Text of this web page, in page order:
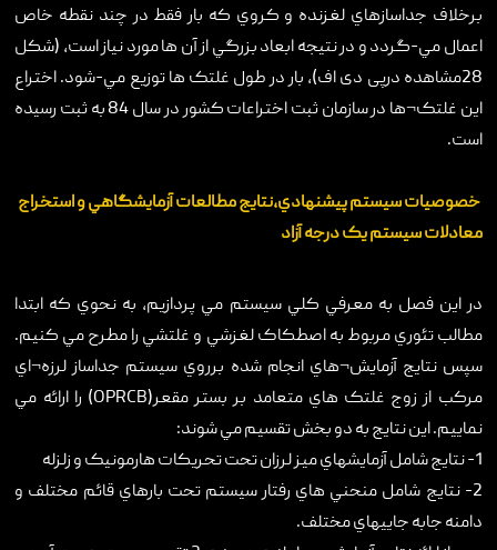
برخلاف جداسازهاي لغزنده و کروي که بار فقط در چند نقطه خاص
اعمال مي-گردد و در نتيجه ابعاد بزرگي از آن ها مورد نياز است، (شکل
28مشاهده درپی دی اف)، بار در طول غلتک ها توزيع مي-شود. اختراع
اين غلتک¬ها در سازمان ثبت اختراعات کشور در سال 84 به ثبت رسيده
است.
خصوصيات سيستم پيشنهادي،نتايج مطالعات آزمايشگاهي و استخراج
معادلات سيستم يک درجه آزاد
در اين فصل به معرفي کلي سيستم مي پردازيم، به نحوي که ابتدا
مطالب تئوري مربوط به اصطکاک لغزشي و غلتشي را مطرح مي کنيم.
سپس نتايج آزمايش¬هاي انجام شده برروي سيستم جداساز لرزه¬اي
مرکب از زوج غلتک هاي متعامد بر بستر مقعر(OPRCB) را ارائه مي
نماييم. اين نتايج به دو بخش تقسيم مي شوند:
1- نتايج شامل آزمايشهاي ميز لرزان تحت تحريکات هارمونيک و زلزله
2- نتايج شامل منحني هاي رفتار سيستم تحت بارهاي قائم مختلف و
دامنه جابه جايیهاي مختلف.